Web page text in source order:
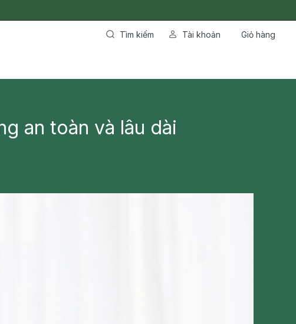
Tìm kiếm Tài khoản Giỏ hàng
an toàn và lâu dài